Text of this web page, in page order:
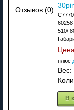
Отзывов (0)
510/
плюс
Вес:
В